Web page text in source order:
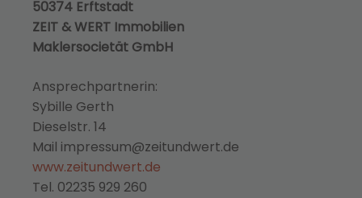
50374 Erftstadt
ZEIT & WERT Immobilien
Maklersocietät GmbH
Ansprechpartnerin:
Sybille Gerth
Dieselstr. 14
Mail impressum@zeitundwert.de
www.zeitundwert.de
Tel. 02235 929 260